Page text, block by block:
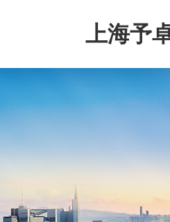
上海予